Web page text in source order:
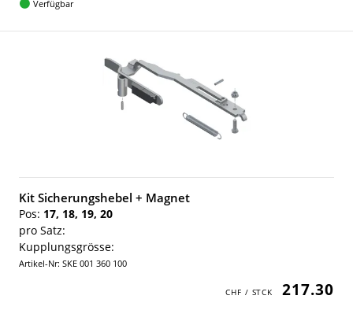
Verfügbar
Kit Sicherungshebel + Magnet
Pos: 17, 18, 19, 20
pro Satz:
Kupplungsgrösse:
Artikel-Nr: SKE 001 360 100
217.30